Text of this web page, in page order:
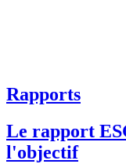
Rapports
Le rapport
l'objectif